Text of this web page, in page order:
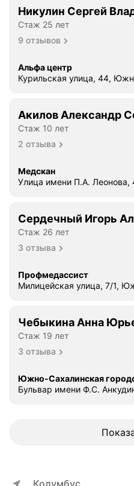
Никулин Сергей
Стаж 25 лет
9 отзывов
Альфа центр
Курильская улица, 44,
Акилов Александр
Стаж 10 лет
2 отзыва
Медскан
Улица имени П.А.
Сердечный Игорь
Стаж 26 лет
3 отзыва
Профмедассист
Милицейская улица, 7/1,
Чебыкина Анна
Стаж 19 лет
3 отзыва
Бульвар имени Ф.С.